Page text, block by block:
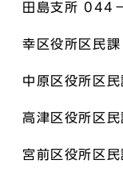
田島支所 044
幸区役所区民
中原区役所区
高津区役所区
宮前区役所区